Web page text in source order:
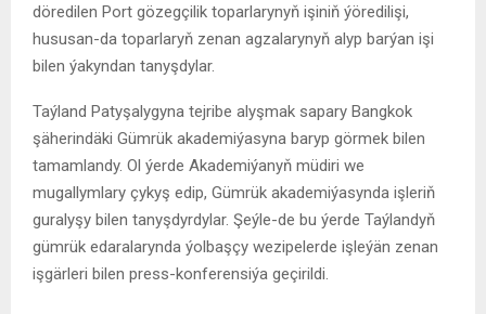
döredilen Port gözegçilik toparlarynyň işiniň ýöredilişi,
hususan-da toparlaryň zenan agzalarynyň alyp barýan işi
bilen ýakyndan tanyşdylar.
Taýland Patyşalygyna tejribe alyşmak sapary Bangkok
şäherindäki Gümrük akademiýasyna baryp görmek bilen
tamamlandy. Ol ýerde Akademiýanyň müdiri we
mugallymlary çykyş edip, Gümrük akademiýasynda işleriň
guralyşy bilen tanyşdyrdylar. Şeýle-de bu ýerde Taýlandyň
gümrük edaralarynda ýolbaşçy wezipelerde işleýän zenan
işgärleri bilen press-konferensiýa geçirildi.